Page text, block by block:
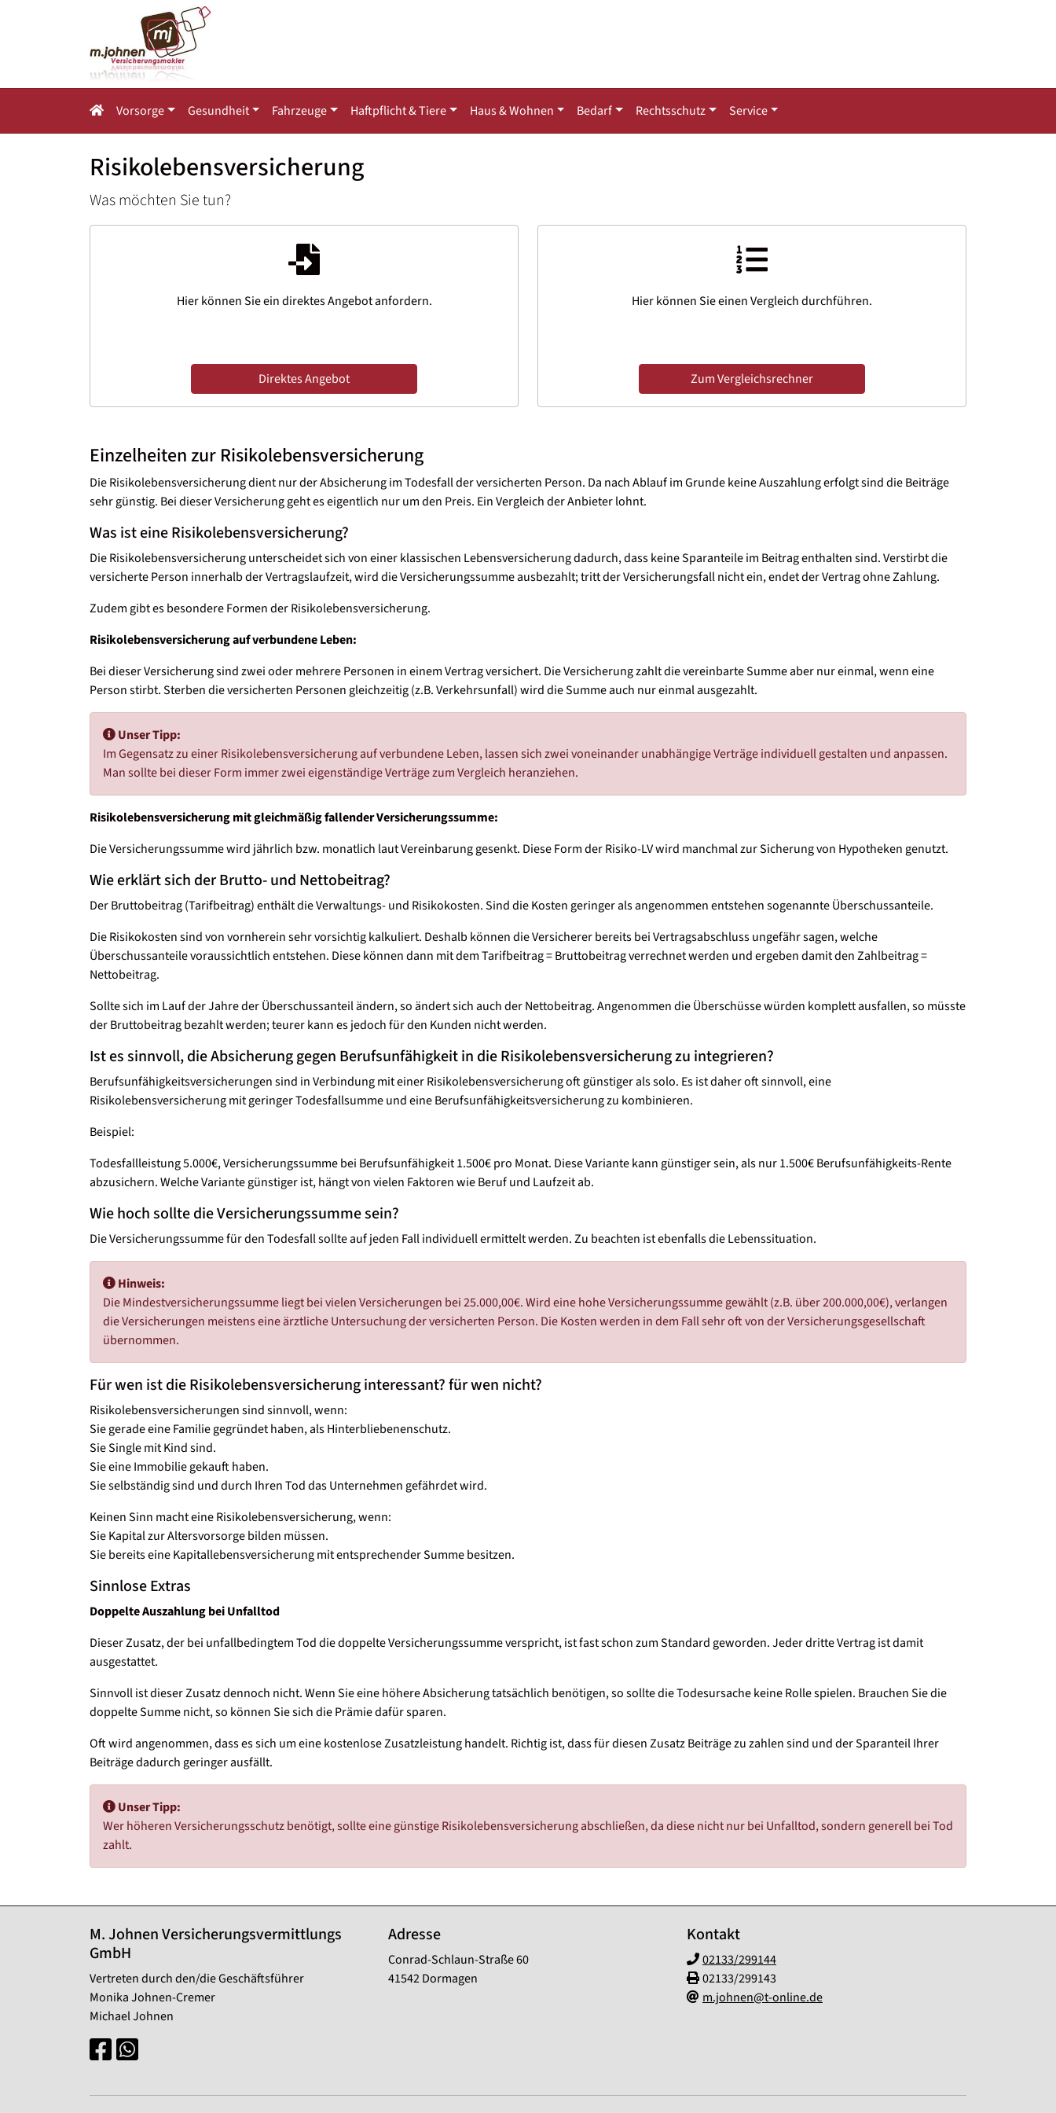
Vorsorge Gesundheit Fahrzeuge Haftpflicht & Tiere Haus & Wohnen Bedarf Rechtsschutz Service
Risikolebensversicherung
Was möchten Sie tun?
Hier können Sie ein direktes Angebot anfordern.
Direktes Angebot
Hier können Sie einen Vergleich durchführen.
Zum Vergleichsrechner
Einzelheiten zur Risikolebensversicherung
Die Risikolebensversicherung dient nur der Absicherung im Todesfall der versicherten Person. Da nach Ablauf im Grunde keine Auszahlung erfolgt sind die Beiträge
sehr günstig. Bei dieser Versicherung geht es eigentlich nur um den Preis. Ein Vergleich der Anbieter lohnt.
Was ist eine Risikolebensversicherung?
Die Risikolebensversicherung unterscheidet sich von einer klassischen Lebensversicherung dadurch, dass keine Sparanteile im Beitrag enthalten sind. Verstirbt die
versicherte Person innerhalb der Vertragslaufzeit, wird die Versicherungssumme ausbezahlt; tritt der Versicherungsfall nicht ein, endet der Vertrag ohne Zahlung.
Zudem gibt es besondere Formen der Risikolebensversicherung.
Risikolebensversicherung auf verbundene Leben:
Bei dieser Versicherung sind zwei oder mehrere Personen in einem Vertrag versichert. Die Versicherung zahlt die vereinbarte Summe aber nur einmal, wenn eine
Person stirbt. Sterben die versicherten Personen gleichzeitig (z.B. Verkehrsunfall) wird die Summe auch nur einmal ausgezahlt.
Unser Tipp:
Im Gegensatz zu einer Risikolebensversicherung auf verbundene Leben, lassen sich zwei voneinander unabhängige Verträge individuell gestalten und anpassen.
Man sollte bei dieser Form immer zwei eigenständige Verträge zum Vergleich heranziehen.
Risikolebensversicherung mit gleichmäßig fallender Versicherungssumme:
Die Versicherungssumme wird jährlich bzw. monatlich laut Vereinbarung gesenkt. Diese Form der Risiko-LV wird manchmal zur Sicherung von Hypotheken genutzt.
Wie erklärt sich der Brutto- und Nettobeitrag?
Der Bruttobeitrag (Tarifbeitrag) enthält die Verwaltungs- und Risikokosten. Sind die Kosten geringer als angenommen entstehen sogenannte Überschussanteile.
Die Risikokosten sind von vornherein sehr vorsichtig kalkuliert. Deshalb können die Versicherer bereits bei Vertragsabschluss ungefähr sagen, welche
Überschussanteile voraussichtlich entstehen. Diese können dann mit dem Tarifbeitrag = Bruttobeitrag verrechnet werden und ergeben damit den Zahlbeitrag =
Nettobeitrag.
Sollte sich im Lauf der Jahre der Überschussanteil ändern, so ändert sich auch der Nettobeitrag. Angenommen die Überschüsse würden komplett ausfallen, so müsste
der Bruttobeitrag bezahlt werden; teurer kann es jedoch für den Kunden nicht werden.
Ist es sinnvoll, die Absicherung gegen Berufsunfähigkeit in die Risikolebensversicherung zu integrieren?
Berufsunfähigkeitsversicherungen sind in Verbindung mit einer Risikolebensversicherung oft günstiger als solo. Es ist daher oft sinnvoll, eine
Risikolebensversicherung mit geringer Todesfallsumme und eine Berufsunfähigkeitsversicherung zu kombinieren.
Beispiel:
Todesfallleistung 5.000€, Versicherungssumme bei Berufsunfähigkeit 1.500€ pro Monat. Diese Variante kann günstiger sein, als nur 1.500€ Berufsunfähigkeits-Rente
abzusichern. Welche Variante günstiger ist, hängt von vielen Faktoren wie Beruf und Laufzeit ab.
Wie hoch sollte die Versicherungssumme sein?
Die Versicherungssumme für den Todesfall sollte auf jeden Fall individuell ermittelt werden. Zu beachten ist ebenfalls die Lebenssituation.
Hinweis:
Die Mindestversicherungssumme liegt bei vielen Versicherungen bei 25.000,00€. Wird eine hohe Versicherungssumme gewählt (z.B. über 200.000,00€), verlangen
die Versicherungen meistens eine ärztliche Untersuchung der versicherten Person. Die Kosten werden in dem Fall sehr oft von der Versicherungsgesellschaft
übernommen.
Für wen ist die Risikolebensversicherung interessant? für wen nicht?
Risikolebensversicherungen sind sinnvoll, wenn:
Sie gerade eine Familie gegründet haben, als Hinterbliebenenschutz.
Sie Single mit Kind sind.
Sie eine Immobilie gekauft haben.
Sie selbständig sind und durch Ihren Tod das Unternehmen gefährdet wird.
Keinen Sinn macht eine Risikolebensversicherung, wenn:
Sie Kapital zur Altersvorsorge bilden müssen.
Sie bereits eine Kapitallebensversicherung mit entsprechender Summe besitzen.
Sinnlose Extras
Doppelte Auszahlung bei Unfalltod
Dieser Zusatz, der bei unfallbedingtem Tod die doppelte Versicherungssumme verspricht, ist fast schon zum Standard geworden. Jeder dritte Vertrag ist damit
ausgestattet.
Sinnvoll ist dieser Zusatz dennoch nicht. Wenn Sie eine höhere Absicherung tatsächlich benötigen, so sollte die Todesursache keine Rolle spielen. Brauchen Sie die
doppelte Summe nicht, so können Sie sich die Prämie dafür sparen.
Oft wird angenommen, dass es sich um eine kostenlose Zusatzleistung handelt. Richtig ist, dass für diesen Zusatz Beiträge zu zahlen sind und der Sparanteil Ihrer
Beiträge dadurch geringer ausfällt.
Unser Tipp:
Wer höheren Versicherungsschutz benötigt, sollte eine günstige Risikolebensversicherung abschließen, da diese nicht nur bei Unfalltod, sondern generell bei Tod
zahlt.
M. Johnen Versicherungsvermittlungs
GmbH
Vertreten durch den/die Geschäftsführer
Monika Johnen-Cremer
Michael Johnen
Adresse
Conrad-Schlaun-Straße 60
41542 Dormagen
Kontakt
02133/299144
02133/299143
m.johnen@t-online.de